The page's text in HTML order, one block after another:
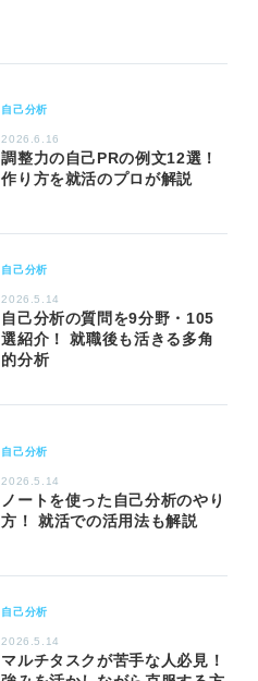
自己分析
2026.6.16
調整力の自己PRの例文12選！
作り方を就活のプロが解説
自己分析
2026.5.14
自己分析の質問を9分野・105
選紹介！ 就職後も活きる多角
的分析
自己分析
2026.5.14
ノートを使った自己分析のやり
方！ 就活での活用法も解説
自己分析
2026.5.14
マルチタスクが苦手な人必見！